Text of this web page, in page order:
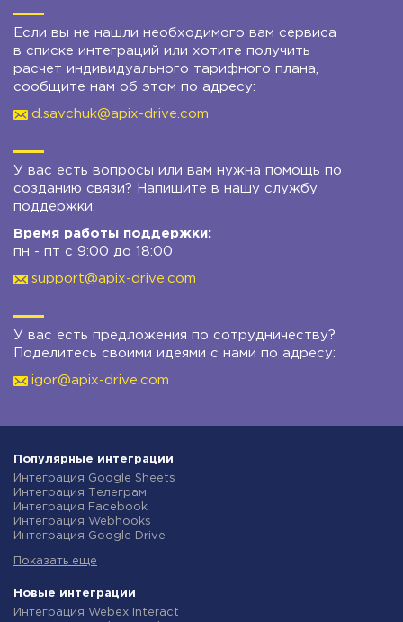
Если вы не нашли необходимого вам сервиса
в списке интеграций или хотите получить
расчет индивидуального тарифного плана,
сообщите нам об этом по адресу:
d.savchuk@apix-drive.com
У вас есть вопросы или вам нужна помощь по
созданию связи? Напишите в нашу службу
поддержки:
Время работы поддержки:
пн - пт с 9:00 до 18:00
support@apix-drive.com
У вас есть предложения по сотрудничеству?
Поделитесь своими идеями с нами по адресу:
igor@apix-drive.com
Популярные интеграции
Интеграция Google Sheets
Интеграция Телеграм
Интеграция Facebook
Интеграция Webhooks
Интеграция Google Drive
Интеграция Gmail
Интеграция Новая Почта
Интеграция Binotel
Показать еще
Новые интеграции
Интеграция Webex Interact